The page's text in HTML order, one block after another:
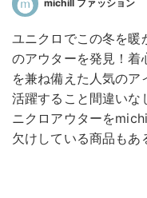
michill ファッション
ユニクロでこの冬を暖
のアウターを発見！着
を兼ね備えた人気の
活躍すること間違いな
ニクロアウターを
欠けしている商品も